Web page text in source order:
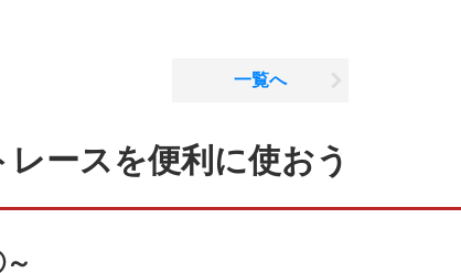
一覧へ
レースを便利に使おう